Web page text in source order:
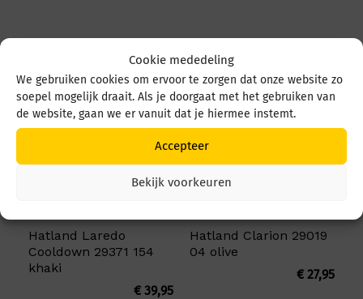
Cookie mededeling
We gebruiken cookies om ervoor te zorgen dat onze website zo
soepel mogelijk draait. Als je doorgaat met het gebruiken van
de website, gaan we er vanuit dat je hiermee instemt.
Accepteer
Bekijk voorkeuren
Hatland Laredo
Cooldown 29371 154
khaki
€39,95
Hatland Clarion 29019
04 olive
€27,95